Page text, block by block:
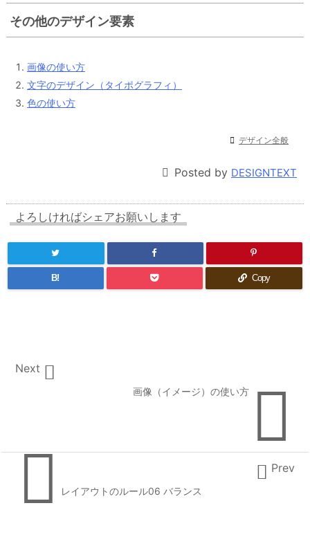
その他のデザイン要素
画像の使い方
文字のデザイン（タイポグラフィ）
色の使い方
 デザイン全般
 Posted by DESIGNTEXT
よろしければシェアお願いします
B! Copy

画像（イメージ）の使い方

Next
 レイアウトのルール06 バランス
 Prev